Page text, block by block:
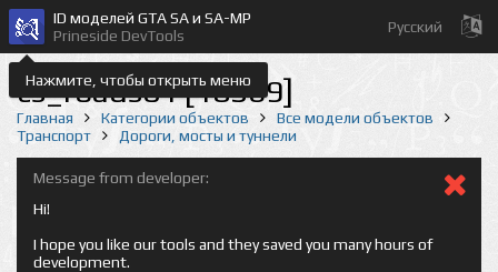
Нажмите, чтобы открыть меню
ID моделей GTA SA и SA-MP
Prineside DevTools
Русский
cs_roads01 [18369]
Главная Категории объектов
Все модели объектов
Транспорт
Дороги, мосты и туннели
Message from developer:
Hi!
I hope you like our tools and they saved you many hours of
development.